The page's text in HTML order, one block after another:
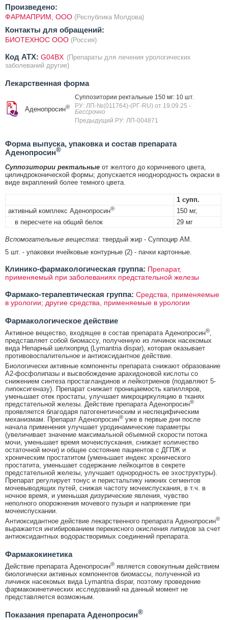
Произведено:
ФАРМАПРИМ, ООО (Республика Молдова)
Контакты для обращений:
БИОТЕХНОС ООО (Россия)
Код ATX: G04BX (Препараты для лечения урологических
заболеваний другие)
Лекарственная форма
Аденопросин®
Суппозитории ректальные 150 мг: 10 шт.
РУ: ЛП-№(011764)-(РГ-RU) от 19.09.25 -
Бессрочно
Предыдущий РУ: ЛП-004871
Форма выпуска, упаковка и состав препарата
Аденопросин®
Суппозитории ректальные от желтого до коричневого цвета,
цилиндроконической формы; допускается неоднородность окраски в
виде вкраплений более темного цвета.
1 супп.
активный комплекс Аденопросин®
150 мг,
в пересчете на общий белок
29 мг
Вспомогательные вещества: твердый жир - Суппоцир АМ.
5 шт. - упаковки ячейковые контурные (2) - пачки картонные.
Клинико-фармакологическая группа: Препарат,
применяемый при заболеваниях предстательной железы
Фармако-терапевтическая группа: Средства, применяемые
в урологии; другие средства, применяемые в урологии
Фармакологическое действие
Активное вещество, входящее в состав препарата Аденопросин®,
представляет собой биомассу, полученную из личинок насекомых
вида Непарный шелкопряд (Lymantria dispar), которая оказывает
противовоспалительное и антиоксидантное действие.
Биологически активные компоненты препарата снижают образование
А2-фосфолипазы и высвобождение арахидоновой кислоты со
снижением синтеза простагландинов и лейкотриенов (подавляют 5-
липоксигеназу). Препарат снижает проницаемость капилляров,
уменьшает отек простаты, улучшает микроциркуляцию в тканях
предстательной железы. Действие препарата Аденопросин®
проявляется благодаря патогенетическим и неспецифическим
механизмам. Препарат Аденопросин® уже в первые дни после
начала применения улучшает уродинамические параметры
(увеличивает значение максимальной объемной скорости потока
мочи, уменьшает время мочеиспускания, снижает количество
остаточной мочи) и общее состояние пациентов с ДГПЖ и
хроническим простатитом (уменьшает индекс хронического
простатита, уменьшает содержание лейкоцитов в секрете
предстательной железы, улучшает однородность ее эхоструктуры).
Препарат регулирует тонус и перистальтику нижних сегментов
мочевыводящих путей, снижая частоту мочеиспускания, в т.ч. в
ночное время, и уменьшая дизурические явления, чувство
неполного опорожнения мочевого пузыря и напряжение при
мочеиспускании.
Антиоксидантное действие лекарственного препарата Аденопросин®
выражается ингибированием перекисного окисления липидов за счет
антиоксидантных водорастворимых соединений препарата.
Фармакокинетика
Действие препарата Аденопросин® является совокупным действием
биологически активных компонентов биомассы, полученной из
личинок насекомых вида Lymantria dispar, поэтому проведение
фармакокинетических исследований на данный момент не
представляется возможным.
Показания препарата Аденопросин®